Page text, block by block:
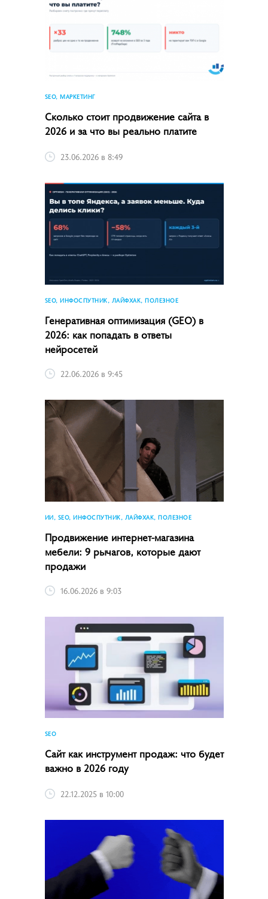
SEO, МАРКЕТИНГ
Сколько стоит продвижение сайта в
2026 и за что вы реально платите
23.06.2026 в 8:49
SEO, ИНФОСПУТНИК, ЛАЙФХАК, ПОЛЕЗНОЕ
Генеративная оптимизация (GEO) в
2026: как попадать в ответы
нейросетей
22.06.2026 в 9:45
ИИ, SEO, ИНФОСПУТНИК, ЛАЙФХАК, ПОЛЕЗНОЕ
Продвижение интернет-магазина
мебели: 9 рычагов, которые дают
продажи
16.06.2026 в 9:03
SEO
Сайт как инструмент продаж: что будет
важно в 2026 году
22.12.2025 в 10:00